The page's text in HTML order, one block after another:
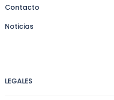
Contacto
Noticias
LEGALES